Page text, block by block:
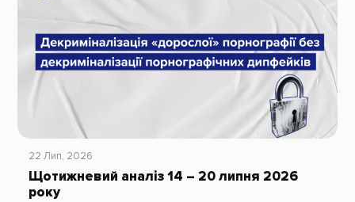
22 Лип, 2026
Щотижневий аналіз 14 – 20 липня 2026
року